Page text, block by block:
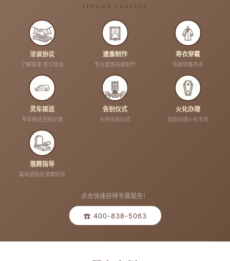
SERVICE PROCESS
洽谈协议
了解需求 签订协议
遗像制作
专业遗像拍摄制作
寿衣穿戴
协助穿戴寿衣
灵车接送
专车接送至殡仪馆
告别仪式
主持告别仪式
火化办理
协助办理火化手续
落葬指导
墓地选购及落葬指导
点击快速获得专属服务！
☎ 400-838-5063